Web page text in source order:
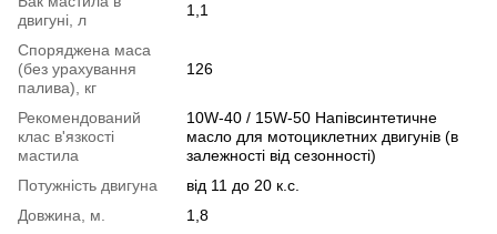
двигуні, л
1,1
Споряджена маса
(без урахування
палива), кг
126
Рекомендований
клас в'язкості
мастила
10W-40 / 15W-50 Напівсинтетичне
масло для мотоциклетних двигунів (в
залежності від сезонності)
Потужність двигуна
від 11 до 20 к.с.
Довжина, м.
1,8